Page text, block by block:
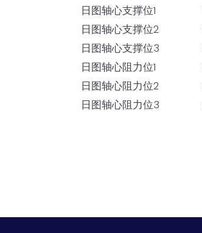
日图轴心支撑位1
日图轴心支撑位2
日图轴心支撑位3
日图轴心阻力位1
日图轴心阻力位2
日图轴心阻力位3